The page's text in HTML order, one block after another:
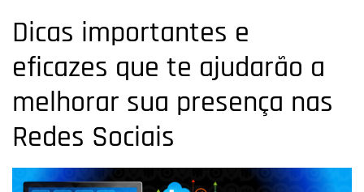
Dicas importantes e
eficazes que te ajudarão a
melhorar sua presença nas
Redes Sociais